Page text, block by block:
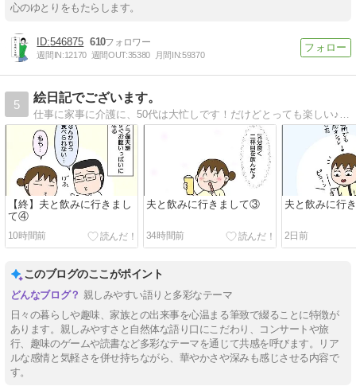
心のゆとりをもたらします。
546875 610
週間IN:12170 週間OUT:35380 月間IN:59370
5
絵日記でございます。
【終】夫と飲みに行きまし
て④
10時間前
夫と飲みに行きまして③
34時間前
夫と飲みに行
2日前
このブログのここがポイント
親しみやすい語りと多彩なテーマ
日々の暮らしや趣味、家族との出来事を心温まる筆致で綴ることに特徴が
あります。親しみやすさと自然体な語り口にこだわり、コンサートや旅
行、趣味のゲームや読書など多彩なテーマを通じて共感を呼びます。リア
ルな感情と気軽さを併せ持ちながら、華やかさや深みも感じさせる内容で
す。